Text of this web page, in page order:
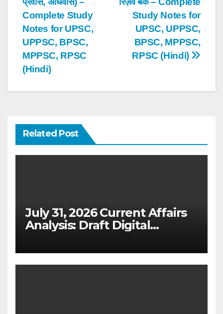
navigation
Study Notes for
UPSC, UPPSC,
BPSC, MPPSC,
RPSC (Hindi)
Complete Study
Notes for UPSC,
UPPSC, BPSC,
MPPSC, RPSC
(Hindi)
Related Post
July 31, 2026 Current Affairs
Analysis: Draft Digital
Framework for Big Tech
(UPSC GS 2 & GS 3)